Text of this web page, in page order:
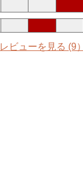
レビューを見る (9）